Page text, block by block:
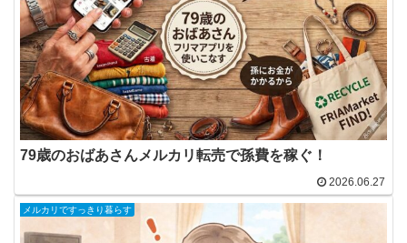
79歳のおばあさんメルカリ転売で孫費を稼ぐ！
2026.06.27
メルカリですっきり暮らす